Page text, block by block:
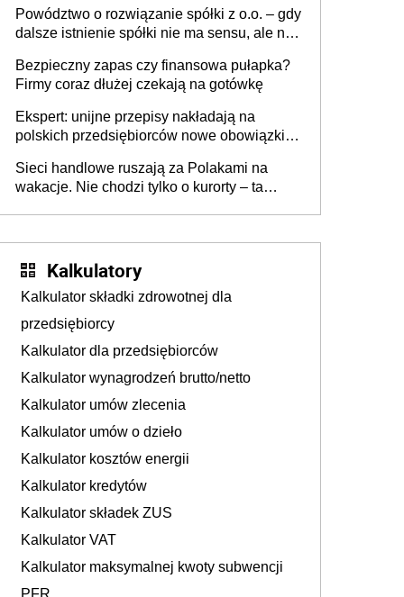
Powództwo o rozwiązanie spółki z o.o. – gdy
dalsze istnienie spółki nie ma sensu, ale nie
Bezpieczny zapas czy finansowa pułapka?
Firmy coraz dłużej czekają na gotówkę
Ekspert: unijne przepisy nakładają na
polskich przedsiębiorców nowe obowiązki w
Sieci handlowe ruszają za Polakami na
wakacje. Nie chodzi tylko o kurorty – ta
Kalkulatory
Kalkulator składki zdrowotnej dla
przedsiębiorcy
Kalkulator dla przedsiębiorców
Kalkulator wynagrodzeń brutto/netto
Kalkulator umów zlecenia
Kalkulator umów o dzieło
Kalkulator kosztów energii
Kalkulator kredytów
Kalkulator składek ZUS
Kalkulator VAT
Kalkulator maksymalnej kwoty subwencji
PFR